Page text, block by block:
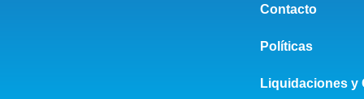
Contacto
Políticas
Liquidaciones y